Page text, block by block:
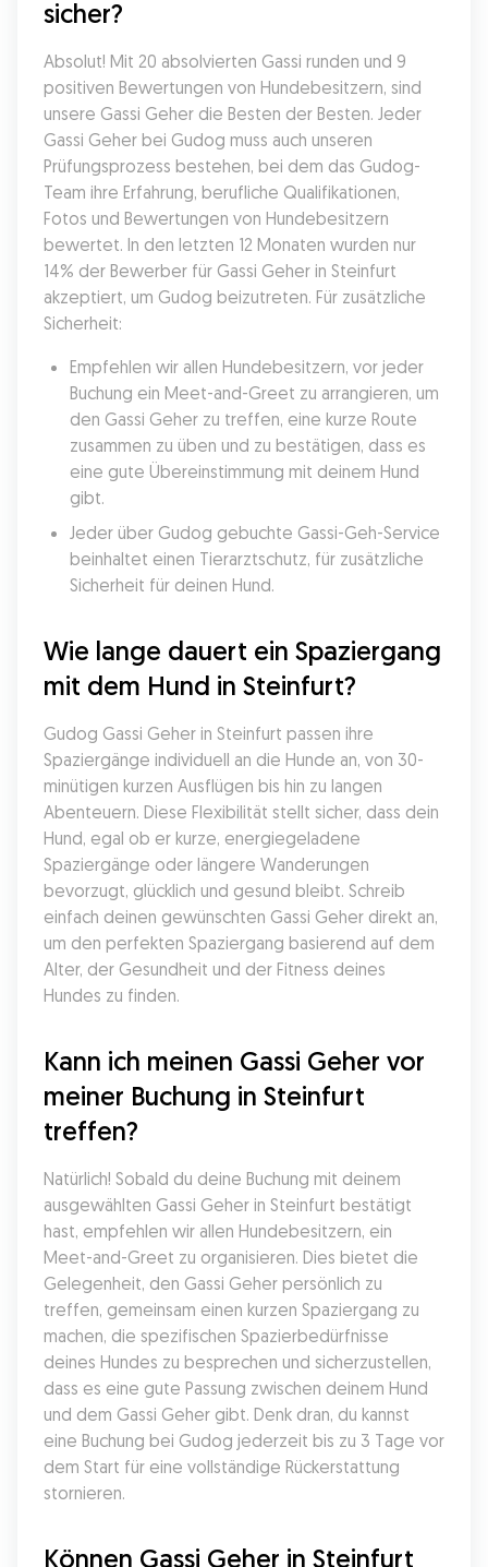
sicher?
Absolut! Mit 20 absolvierten Gassi runden und 9
positiven Bewertungen von Hundebesitzern, sind
unsere Gassi Geher die Besten der Besten. Jeder
Gassi Geher bei Gudog muss auch unseren
Prüfungsprozess bestehen, bei dem das Gudog-
Team ihre Erfahrung, berufliche Qualifikationen,
Fotos und Bewertungen von Hundebesitzern
bewertet. In den letzten 12 Monaten wurden nur
14% der Bewerber für Gassi Geher in Steinfurt
akzeptiert, um Gudog beizutreten. Für zusätzliche
Sicherheit:
Empfehlen wir allen Hundebesitzern, vor jeder
Buchung ein Meet-and-Greet zu arrangieren, um
den Gassi Geher zu treffen, eine kurze Route
zusammen zu üben und zu bestätigen, dass es
eine gute Übereinstimmung mit deinem Hund
gibt.
Jeder über Gudog gebuchte Gassi-Geh-Service
beinhaltet einen Tierarztschutz, für zusätzliche
Sicherheit für deinen Hund.
Wie lange dauert ein Spaziergang
mit dem Hund in Steinfurt?
Gudog Gassi Geher in Steinfurt passen ihre
Spaziergänge individuell an die Hunde an, von 30-
minütigen kurzen Ausflügen bis hin zu langen
Abenteuern. Diese Flexibilität stellt sicher, dass dein
Hund, egal ob er kurze, energiegeladene
Spaziergänge oder längere Wanderungen
bevorzugt, glücklich und gesund bleibt. Schreib
einfach deinen gewünschten Gassi Geher direkt an,
um den perfekten Spaziergang basierend auf dem
Alter, der Gesundheit und der Fitness deines
Hundes zu finden.
Kann ich meinen Gassi Geher vor
meiner Buchung in Steinfurt
treffen?
Natürlich! Sobald du deine Buchung mit deinem
ausgewählten Gassi Geher in Steinfurt bestätigt
hast, empfehlen wir allen Hundebesitzern, ein
Meet-and-Greet zu organisieren. Dies bietet die
Gelegenheit, den Gassi Geher persönlich zu
treffen, gemeinsam einen kurzen Spaziergang zu
machen, die spezifischen Spazierbedürfnisse
deines Hundes zu besprechen und sicherzustellen,
dass es eine gute Passung zwischen deinem Hund
und dem Gassi Geher gibt. Denk dran, du kannst
eine Buchung bei Gudog jederzeit bis zu 3 Tage vor
dem Start für eine vollständige Rückerstattung
stornieren.
Können Gassi Geher in Steinfurt